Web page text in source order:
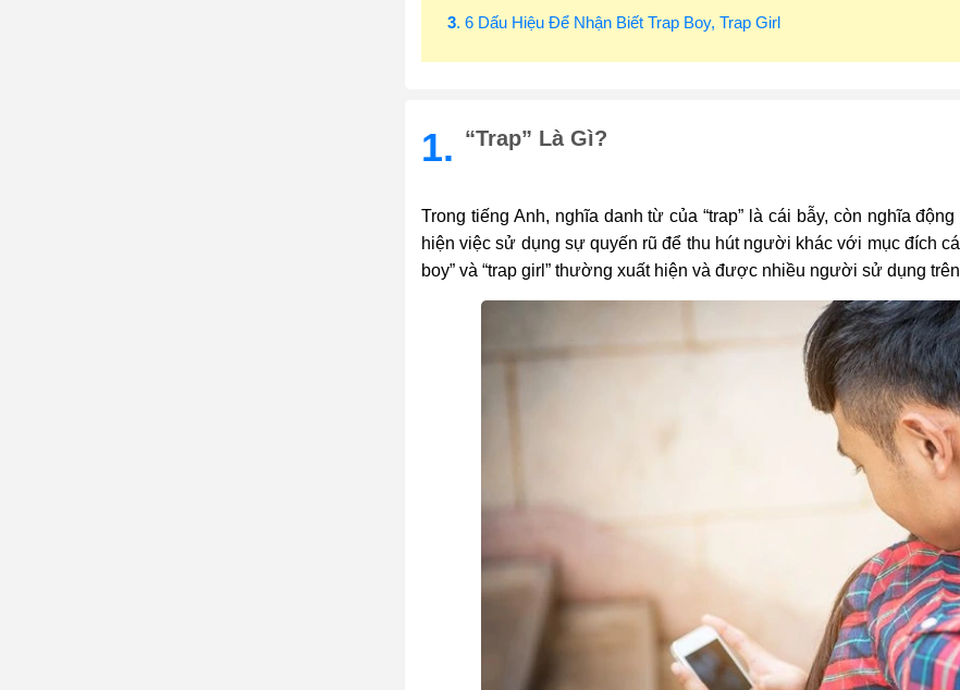
3. 6 Dấu Hiệu Để Nhận Biết Trap Boy, Trap Girl
1. “Trap” Là Gì?
Trong tiếng Anh, nghĩa danh từ của “trap” là cái bẫy, còn nghĩa
hiện việc sử dụng sự quyến rũ để thu hút người khác với mục đích
boy” và “trap girl” thường xuất hiện và được nhiều người sử dụng